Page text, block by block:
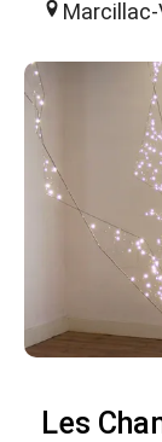
Marcillac-
Les